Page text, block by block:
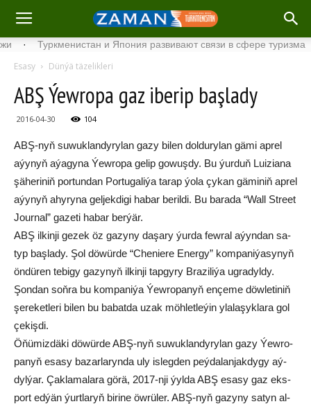
· Туркменистан и Япония развивают связи в сфере туризма ·
Esasy Dünýä täzelikleri
ABŞ Ýewropa gaz iberip başlady
2016-04-30 104
ABŞ-nyň su­wuk­lan­dy­ry­lan ga­zy bi­len dol­du­ry­lan gä­mi ap­rel
aýy­nyň aýa­gy­na Ýew­ro­pa ge­lip go­wuş­dy. Bu ýur­duň Lui­zia­na
şä­he­ri­niň por­tun­dan Por­tu­ga­li­ýa ta­rap ýo­la çy­kan gä­mi­niň ap­rel
aýy­nyň ahy­ry­na ge­l­jek­di­gi ha­bar be­ril­di. Bu ba­ra­da “Wall Street
Jo­ur­nal” ga­ze­ti ha­bar ber­ýär.
ABŞ il­kin­ji ge­zek öz ga­zy­ny da­şa­ry ýur­da few­ral aýyn­dan sa­
typ baş­la­dy. Şol dö­wür­de “Che­nie­re Ener­gy” kom­pa­ni­ýa­sy­nyň
ön­dü­ren te­bi­gy ga­zy­nyň il­kin­ji tap­gy­ry Bra­zi­li­ýa ug­ra­dyl­dy.
Şon­dan soň­ra bu kom­pa­ni­ýa Ýew­ro­pa­nyň en­çe­me döw­le­ti­niň
şe­re­ket­le­ri bi­len bu ba­bat­da uzak möh­let­le­ýin yla­la­şyk­la­ra gol
çe­kiş­di.
Öňü­miz­dä­ki dö­wür­de ABŞ-nyň su­wuk­lan­dy­ry­lan ga­zy Ýew­ro­
pa­nyň esa­sy ba­zar­la­rynda uly is­leg­den peý­da­lan­jak­dy­gy aý­
dyl­ýar. Çak­la­ma­la­ra gö­rä, 2017-nji ýyl­da ABŞ esa­sy gaz eks­
port ed­ýän ýurt­la­ryň bi­ri­ne öw­rü­ler. ABŞ-nyň ga­zy­ny sa­tyn al­